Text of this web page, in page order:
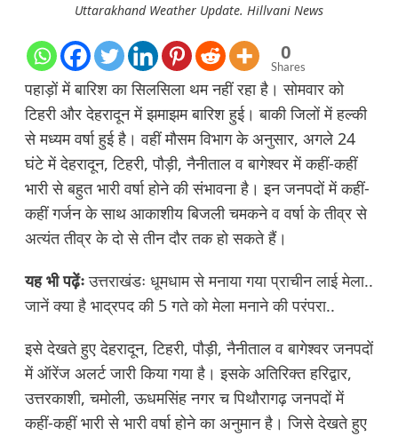
Uttarakhand Weather Update. Hillvani News
0
Shares
पहाड़ों में बारिश का सिलसिला थम नहीं रहा है। सोमवार को
टिहरी और देहरादून में झमाझम बारिश हुई। बाकी जिलों में हल्की
से मध्यम वर्षा हुई है। वहीं मौसम विभाग के अनुसार, अगले 24
घंटे में देहरादून, टिहरी, पौड़ी, नैनीताल व बागेश्वर में कहीं-कहीं
भारी से बहुत भारी वर्षा होने की संभावना है। इन जनपदों में कहीं-
कहीं गर्जन के साथ आकाशीय बिजली चमकने व वर्षा के तीव्र से
अत्यंत तीव्र के दो से तीन दौर तक हो सकते हैं।
यह भी पढ़ेंः उत्तराखंडः धूमधाम से मनाया गया प्राचीन लाई मेला..
जानें क्या है भाद्रपद की 5 गते को मेला मनाने की परंपरा..
इसे देखते हुए देहरादून, टिहरी, पौड़ी, नैनीताल व बागेश्वर जनपदों
में ऑरेंज अलर्ट जारी किया गया है। इसके अतिरिक्त हरिद्वार,
उत्तरकाशी, चमोली, ऊधमसिंह नगर च पिथौरागढ़ जनपदों में
कहीं-कहीं भारी से भारी वर्षा होने का अनुमान है। जिसे देखते हुए